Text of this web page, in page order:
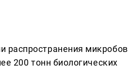
микробов
200 тонн биологических